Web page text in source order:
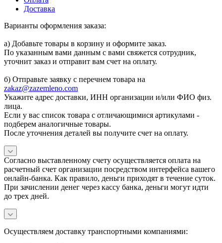
Доставка
Варианты оформления заказа:
а) Добавьте товары в корзину и оформите заказ.
По указанным вами данным с вами свяжется сотрудник,
уточнит заказ и отправит вам счет на оплату.
б) Отправьте заявку с перечнем товара на
zakaz@zazemleno.com
Укажите адрес доставки, ИНН организации и/или ФИО физ.
лица.
Если у вас список товара с отличающимися артикулами -
подберем аналогичные товары.
После уточнения деталей вы получите счет на оплату.
Согласно выставленному счету осуществляется оплата на
расчетный счет организации посредством интерфейса вашего
онлайн-банка. Как правило, деньги приходят в течение суток.
При зачислении денег через кассу банка, деньги могут идти
до трех дней.
Осуществляем доставку транспортными компаниями: